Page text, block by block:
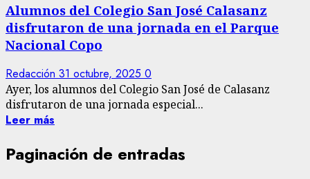
Alumnos del Colegio San José Calasanz
disfrutaron de una jornada en el Parque
Nacional Copo
Redacción 31 octubre, 2025 0
Ayer, los alumnos del Colegio San José de Calasanz
disfrutaron de una jornada especial...
Leer más
Paginación de entradas